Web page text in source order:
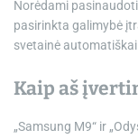
Norėdami
pasirinkta galimybė
svetainė
Kaip aš
„Samsung M9“ ir